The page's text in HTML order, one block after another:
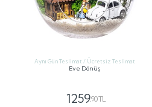
Aynı Gün Teslimat / Ücretsiz Teslimat
Eve Dönüş
1259,90 TL